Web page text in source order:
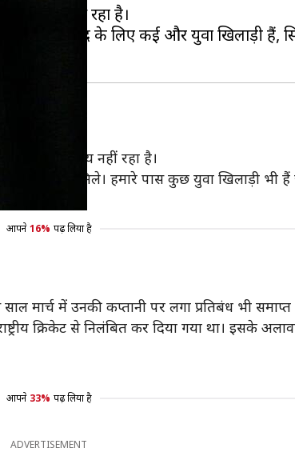
नजर आ रहा है।
के कप्तानी पद के लिए कई और युवा खिलाड़ी हैं,
उनका विषय नहीं रहा है।
कप्तान मिले। हमारे पास कुछ युवा खिलाड़ी भी हैं
आपने 16% पढ़ लिया है
मार्च में उनकी कप्तानी पर लगा प्रतिबंध भी समाप्त
क्रिकेट से निलंबित कर दिया गया था। इसके
आपने 33% पढ़ लिया है
ADVERTISEMENT